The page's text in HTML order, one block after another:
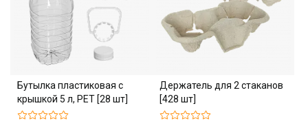
Бутылка пластиковая с
крышкой 5 л, PET [28 шт]
Держатель для 2 стаканов
[428 шт]